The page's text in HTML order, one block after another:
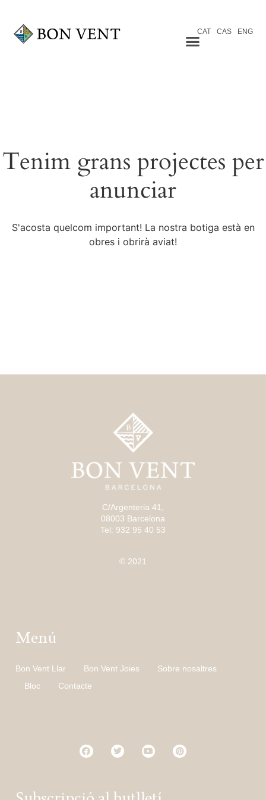
CAT CAS ENG
Tenim grans projectes per
anunciar
S'acosta quelcom important! La nostra botiga està en
obres i obrirà aviat!
C/Argenteria 41,
08003 Barcelona
Tel: 932 95 40 53
© 2021
Menú
Bon Vent Llar Bon Vent Joies
Sobre nosaltres
Bloc
Contacte